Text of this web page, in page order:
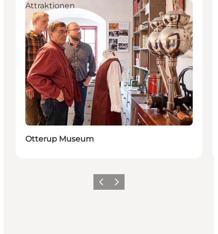
Attraktionen
Otterup Museum
ZurückWeiter